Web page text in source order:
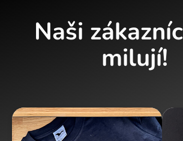
Naši
milují!